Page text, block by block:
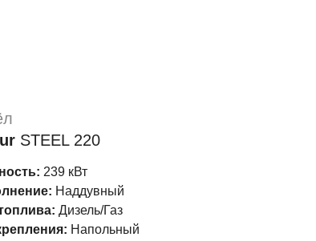
STEEL 220
239 кВт
Наддувный
Дизель/Газ
Напольный